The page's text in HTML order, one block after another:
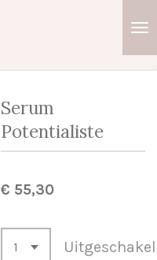
Serum
Potentialiste
€ 55,30